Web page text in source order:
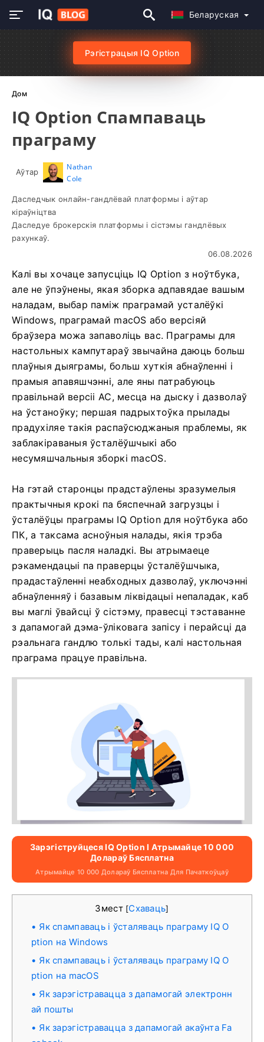
Беларуская
Рэгістрацыя IQ Option
Дом
IQ Option Спампаваць
праграму
Аўтар
Nathan
Cole
Даследчык онлайн-гандлёвай платформы і аўтар
кіраўніцтва
Даследуе брокерскія платформы і сістэмы гандлёвых
рахункаў.
06.08.2026
Калі вы хочаце запусціць IQ Option з ноўтбука,
але не ўпэўнены, якая зборка адпавядае вашым
наладам, выбар паміж праграмай усталёўкі
Windows, праграмай macOS або версіяй
браўзера можа запаволіць вас. Праграмы для
настольных кампутараў звычайна даюць больш
плаўныя дыяграмы, больш хуткія абнаўленні і
прамыя апавяшчэнні, але яны патрабуюць
правільнай версіі АС, месца на дыску і дазволаў
на ўстаноўку; першая падрыхтоўка прылады
прадухіляе такія распаўсюджаныя праблемы, як
заблакіраваныя ўсталёўшчыкі або
несумяшчальныя зборкі macOS.
На гэтай старонцы прадстаўлены зразумелыя
практычныя крокі па бяспечнай загрузцы і
ўсталёўцы праграмы IQ Option для ноўтбука або
ПК, а таксама асноўныя налады, якія трэба
праверыць пасля наладкі. Вы атрымаеце
рэкамендацыі па праверцы ўсталёўшчыка,
прадастаўленні неабходных дазволаў, уключэнні
абнаўленняў і базавым ліквідацыі непаладак, каб
вы маглі ўвайсці ў сістэму, правесці тэставанне
з дапамогай дэма-ўліковага запісу і перайсці да
рэальнага гандлю толькі тады, калі настольная
праграма працуе правільна.
Зарэгіструйцеся IQ Option І Атрымайце 10 000
Долараў Бясплатна
Атрымайце 10 000 Долараў Бясплатна Для Пачаткоўцаў
Змест [Схаваць]
Як спампаваць і ўсталяваць праграму IQ O
ption на Windows
Як спампаваць і ўсталяваць праграму IQ O
ption на macOS
Як зарэгістравацца з дапамогай электронн
ай пошты
Як зарэгістравацца з дапамогай акаўнта Fa